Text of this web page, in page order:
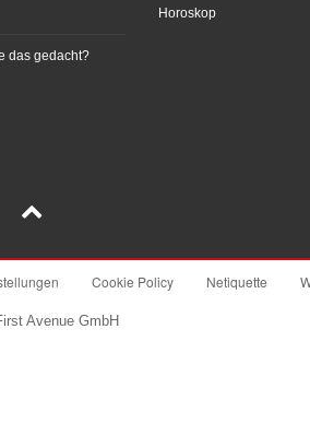
das gedacht?
Horoskop
Cookie Policy Netiquette
Avenue GmbH